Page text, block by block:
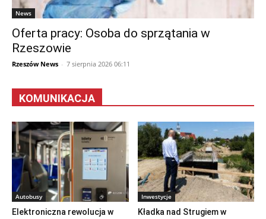
News
Oferta pracy: Osoba do sprzątania w
Rzeszowie
Rzeszów News - 7 sierpnia 2026 06:11
KOMUNIKACJA
Autobusy
Elektroniczna rewolucja w
Inwestycje
Kładka nad Strugiem w